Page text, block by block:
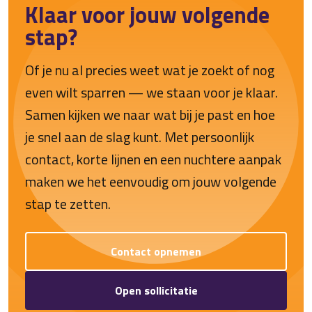
Klaar voor jouw volgende
stap?
Of je nu al precies weet wat je zoekt of nog
even wilt sparren — we staan voor je klaar.
Samen kijken we naar wat bij je past en hoe
je snel aan de slag kunt. Met persoonlijk
contact, korte lijnen en een nuchtere aanpak
maken we het eenvoudig om jouw volgende
stap te zetten.
Contact opnemen
Open sollicitatie